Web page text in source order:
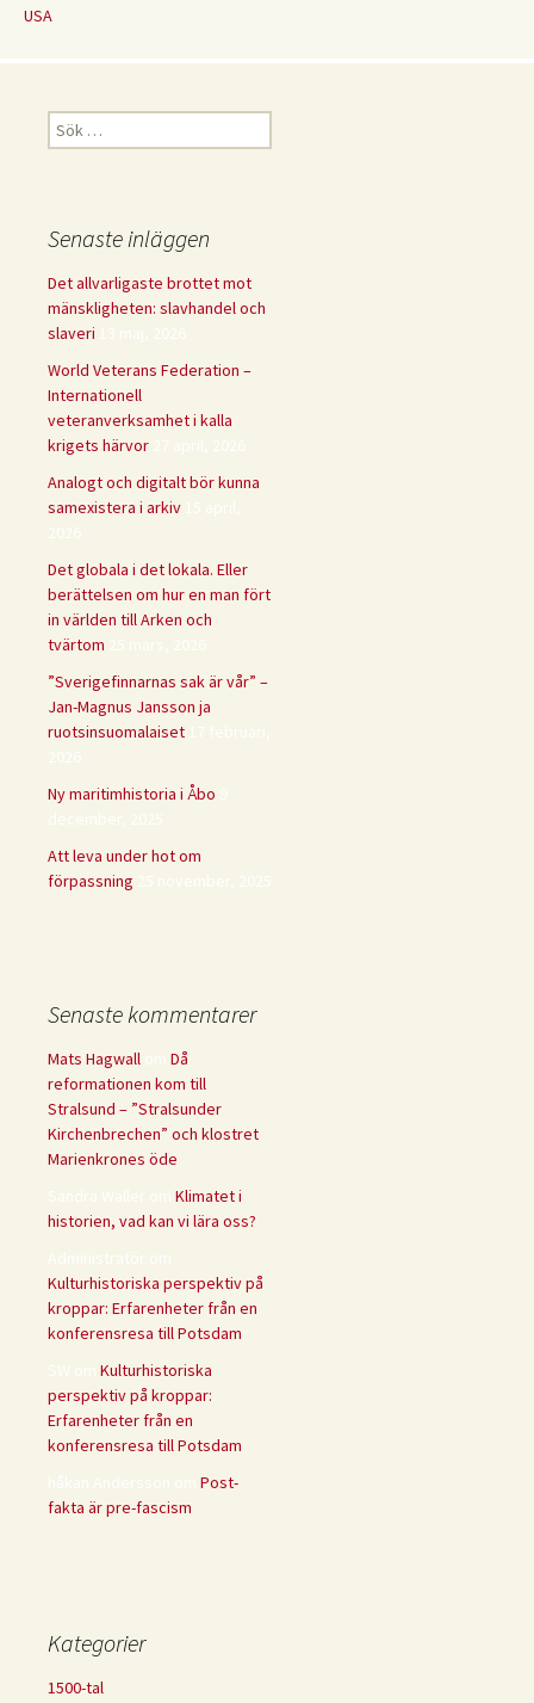
USA
Sök
efter:
Senaste inläggen
Det allvarligaste brottet mot
mänskligheten: slavhandel och
slaveri 13 maj, 2026
World Veterans Federation –
Internationell
veteranverksamhet i kalla
krigets härvor
27 april, 2026
Analogt och digitalt bör kunna
samexistera i arkiv 15 april,
2026
Det globala i det lokala. Eller
berättelsen om hur en man fört
in världen till Arken och
tvärtom
25 mars, 2026
”Sverigefinnarnas sak är vår” –
Jan-Magnus Jansson ja
ruotsinsuomalaiset 17 februari,
2026
Ny maritimhistoria i Åbo 9
december, 2025
Att leva under hot om
förpassning
25 november, 2025
Senaste kommentarer
Mats Hagwall om Då
reformationen kom till
Stralsund – ”Stralsunder
Kirchenbrechen” och klostret
Marienkrones öde
Sandra Waller om Klimatet i
historien, vad kan vi lära oss?
Administratör om
Kulturhistoriska perspektiv på
kroppar: Erfarenheter från en
konferensresa till Potsdam
SW om Kulturhistoriska
perspektiv på kroppar:
Erfarenheter från en
konferensresa till Potsdam
håkan Andersson om Post-
fakta är pre-fascism
Kategorier
1500-tal